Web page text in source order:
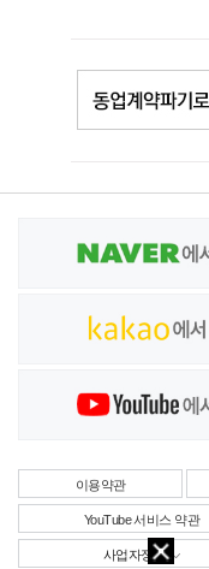
이용약관
YouTube 서비스 약관
사업자정보